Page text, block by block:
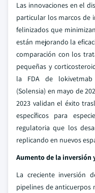
Las innovaciones en el
particular los marcos de
felinizados que
están mejorando la
comparación con los
pequeñas y
la FDA de lokivetmab
(Solensia) en mayo de
2023 validan el éxito
específicos para
regulatoria que los
replicando en nuevos
Aumento de la inversión
La creciente inversión
pipelines de anticuerpos